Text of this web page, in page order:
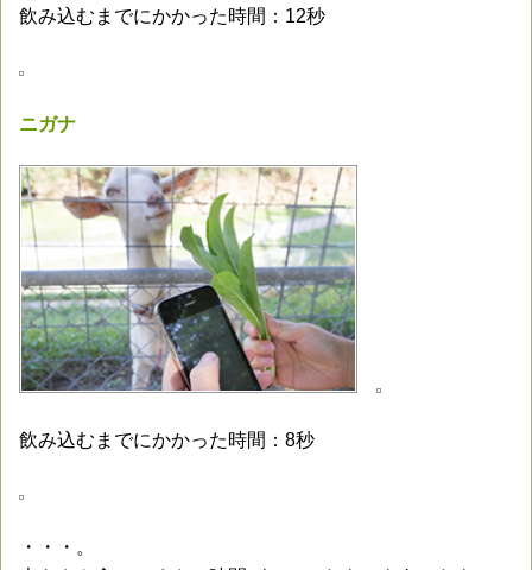
飲み込むまでにかかった時間：12秒
ニガナ
飲み込むまでにかかった時間：8秒
・・・。